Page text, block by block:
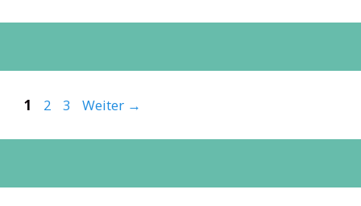
Seite
1 Seite
2 Seite
3 Weiter →